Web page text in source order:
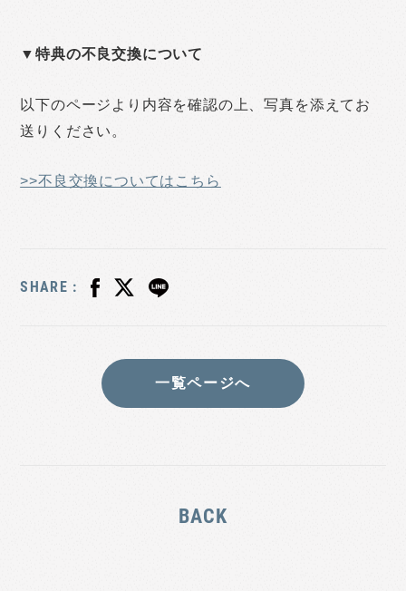
▼特典の不良交換について
以下のページより内容を確認の上、写真を添えてお
送りください。
>>不良交換についてはこちら
SHARE :
一覧ページへ
BACK